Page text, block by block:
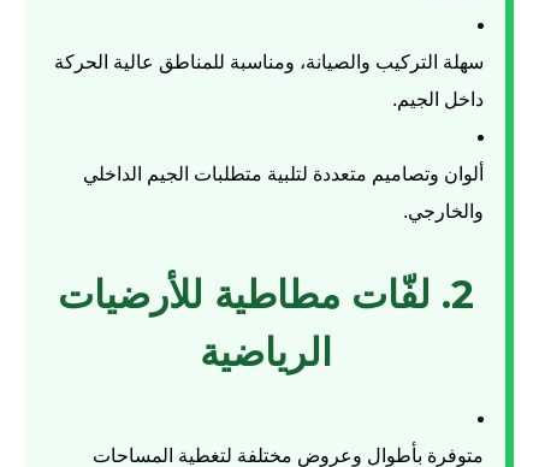
سهلة التركيب والصيانة، ومناسبة للمناطق عالية الحركة
داخل الجيم.
ألوان وتصاميم متعددة لتلبية متطلبات الجيم الداخلي
والخارجي.
2. لفّات مطاطية للأرضيات
الرياضية
متوفرة بأطوال وعروض مختلفة لتغطية المساحات